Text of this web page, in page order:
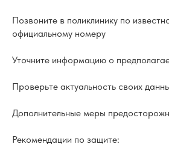
Позвоните в поликлинику по
официальному номеру
Уточните информацию о
Проверьте актуальность своих
Дополнительные меры
Рекомендации по защите: